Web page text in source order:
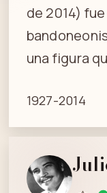
de 2014)
una figura
1927-2014